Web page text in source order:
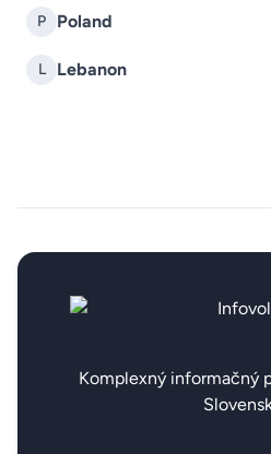
P Poland
L Lebanon
Komplexný informačný